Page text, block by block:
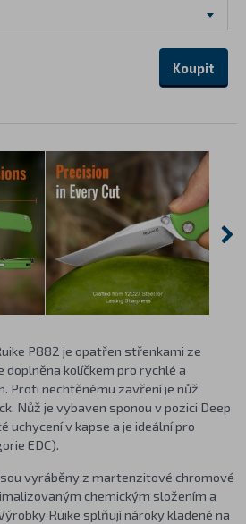
Koupit
P882 je opatřen střenkami ze
doplněna kolíčkem pro rychlé a
Proti nechtěnému zavření je nůž
Nůž je vybaven sponou v pozici Deep
uchycení v kapse a je ideální pro
EDC).
vyráběny z martenzitové chromové
chemickým složením a
Ruike splňují nároky kladené na